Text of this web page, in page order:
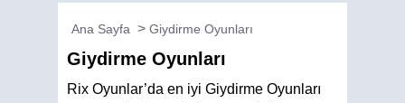
Ana Sayfa Giydirme Oyunları
Giydirme Oyunları
Rix Oyunlar’da en iyi Giydirme Oyunları